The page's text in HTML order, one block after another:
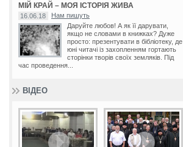
МІЙ КРАЙ – МОЯ ІСТОРІЯ ЖИВА
16.06.18
Нам пишуть
Даруйте любов! А як її дарувати,
якщо не словами в книжках? Дуже
просто: презентувати в бібліотеку, де
юні читачі із захопленням гортають
сторінки творів своїх земляків. Під
час проведення...
ВІДЕО